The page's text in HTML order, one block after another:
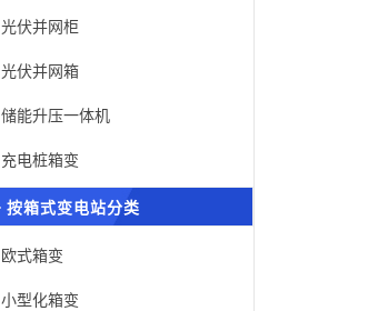
光伏并网柜
光伏并网箱
储能升压一体机
充电桩箱变
按箱式变电站分类
欧式箱变
小型化箱变